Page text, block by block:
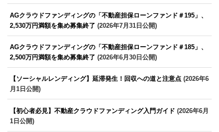
AGクラウドファンディングの「不動産担保ローンファンド＃195」、
2,530万円満額を集め募集終了 (2026年7月31日公開)
AGクラウドファンディングの「不動産担保ローンファンド＃185」、
2,500万円満額を集め募集終了 (2026年6月30日公開)
【ソーシャルレンディング】延滞発生！回収への道と注意点 (2026年6
月1日公開)
【初心者必見】不動産クラウドファンディング入門ガイド (2026年6月
1日公開)